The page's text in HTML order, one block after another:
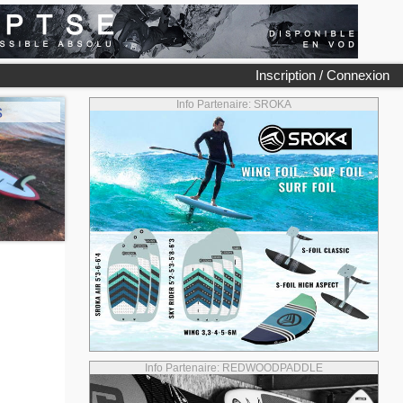
Inscription / Connexion
Info Partenaire: SROKA
Info Partenaire: REDWOODPADDLE